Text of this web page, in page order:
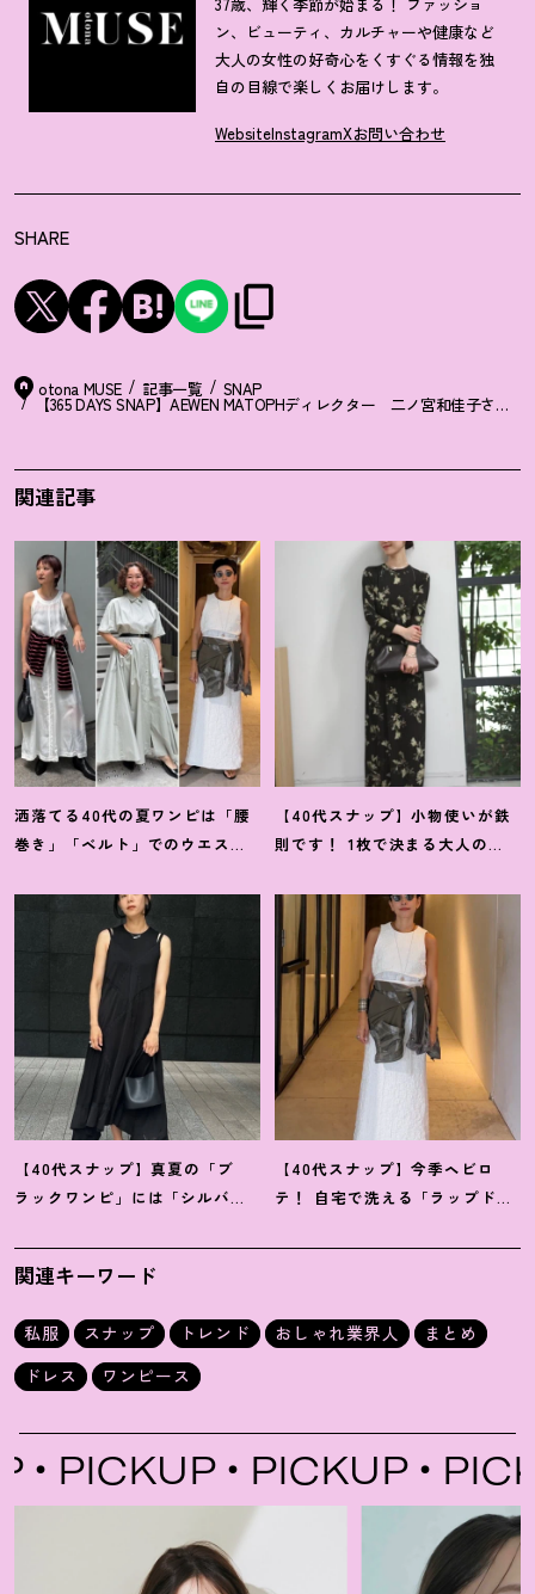
ン、ビューティ、カルチャーや健康など
大人の女性の好奇心をくすぐる情報を独
自の目線で楽しくお届けします。
WebsiteInstagramXお問い合わせ
SHARE
otona MUSE 記事一覧 SNAP
【365 DAYS SNAP】AEWEN MATOPHディレクター 二ノ宮和佳子さん
関連記事
洒落てる40代の夏ワンピは「腰
巻き」「ベルト」でのウエスト
【40代スナップ】小物使いが鉄
則です ！ 1枚で決まる大人の
ん
【40代スナップ】真夏の「ブ
ラックワンピ」には「シルバー
果林さん
【40代スナップ】今季ヘビロ
テ ！
自宅で洗える「ラップドレ
乃婦さん
関連キーワード
私服 スナップ トレンド おしゃれ業界人
まとめ
ドレス
ワンピース
PICKUP PICKUP